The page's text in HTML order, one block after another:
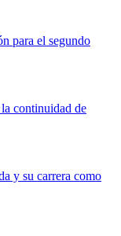
para el segundo
continuidad de
y su carrera como